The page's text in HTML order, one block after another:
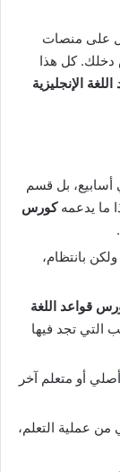
على منصات
دخلك. كل هذا
الإنجليزية
أسابيع، بل قسم
ما يدعمهكورس
.
بانتظام،
قواعد اللغة
التي تجد فيها
أو متعلم آخر
عملية التعلم،